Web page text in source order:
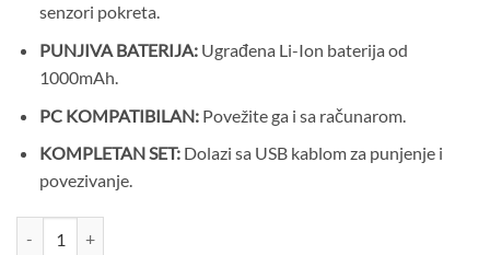
senzori pokreta.
PUNJIVA BATERIJA:Ugrađena Li-Ion baterija od
1000mAh.
PC KOMPATIBILAN:Povežite ga i sa računarom.
KOMPLETAN SET:Dolazi sa USB kablom za punjenje i
povezivanje.